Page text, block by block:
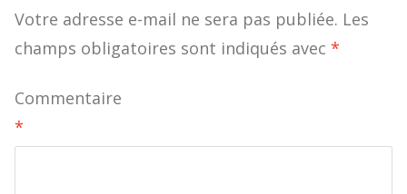
Votre adresse e-mail ne sera pas publiée. Les
champs obligatoires sont indiqués avec *
Commentaire
*